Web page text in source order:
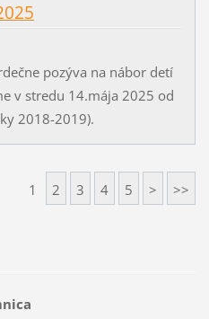
pozýva na nábor detí
v stredu 14.mája 2025 od
2018-2019).
1 2 3 4 5 > >>